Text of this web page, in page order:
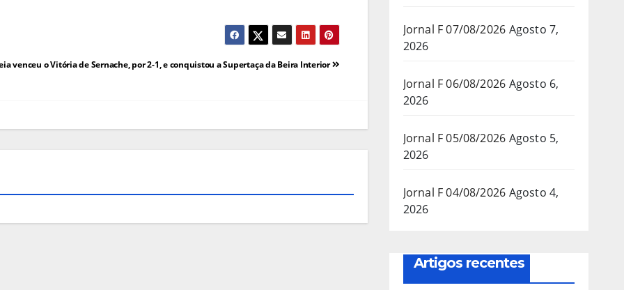
venceu o Vitória de Sernache, por 2-1, e conquistou a Supertaça da Beira Interior
Jornal F 07/08/2026 Agosto 7,
2026
Jornal F 06/08/2026 Agosto 6,
2026
Jornal F 05/08/2026 Agosto 5,
2026
Jornal F 04/08/2026 Agosto 4,
2026
Artigos recentes